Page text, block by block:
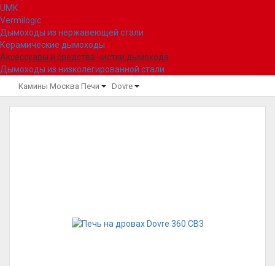
UMK
Vermilogic
Дымоходы из нержавеющей стали
Керамические дымоходы
Аксессуары и средства чистки дымохода
Дымоходы из низколегированной стали
Камины Москва Печи Dovre